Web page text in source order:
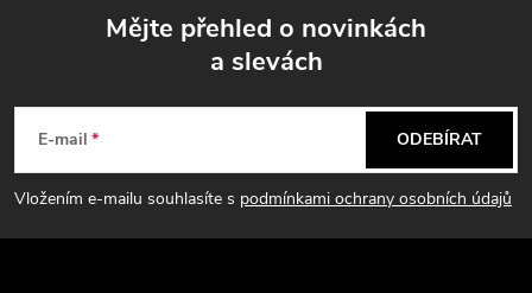
p
a
Mějte přehled o novinkách
a slevách
E-mail
Vložením e-mailu souhlasíte s podmínkami ochrany osobních údajů
ODEBÍRAT